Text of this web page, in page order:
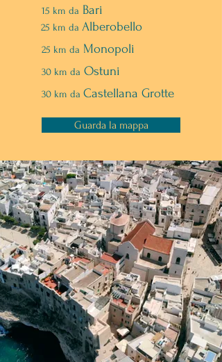
Prenota ora
Le nostre camere
15 km da Bari
25 km da Alberobello
25 km da Monopoli
30 km da Ostuni
30 km da Castellana Grotte
Guarda la mappa